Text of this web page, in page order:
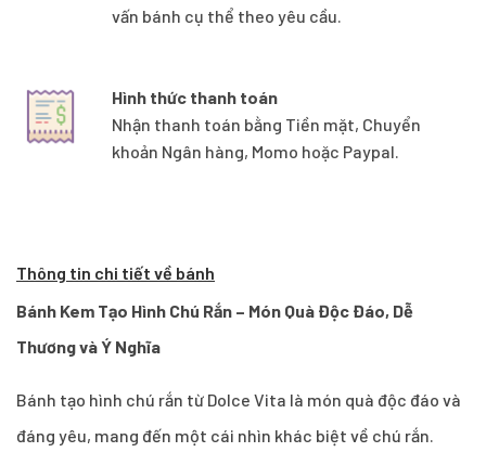
vấn bánh cụ thể theo yêu cầu.
Hình thức thanh toán
Nhận thanh toán bằng Tiền mặt, Chuyển
khoản Ngân hàng, Momo hoặc Paypal.
Thông tin chi tiết về bánh
Bánh Kem Tạo Hình Chú Rắn – Món Quà Độc Đáo, Dễ
Thương và Ý Nghĩa
Bánh tạo hình chú rắn từ Dolce Vita là món quà độc đáo và
đáng yêu, mang đến một cái nhìn khác biệt về chú rắn.